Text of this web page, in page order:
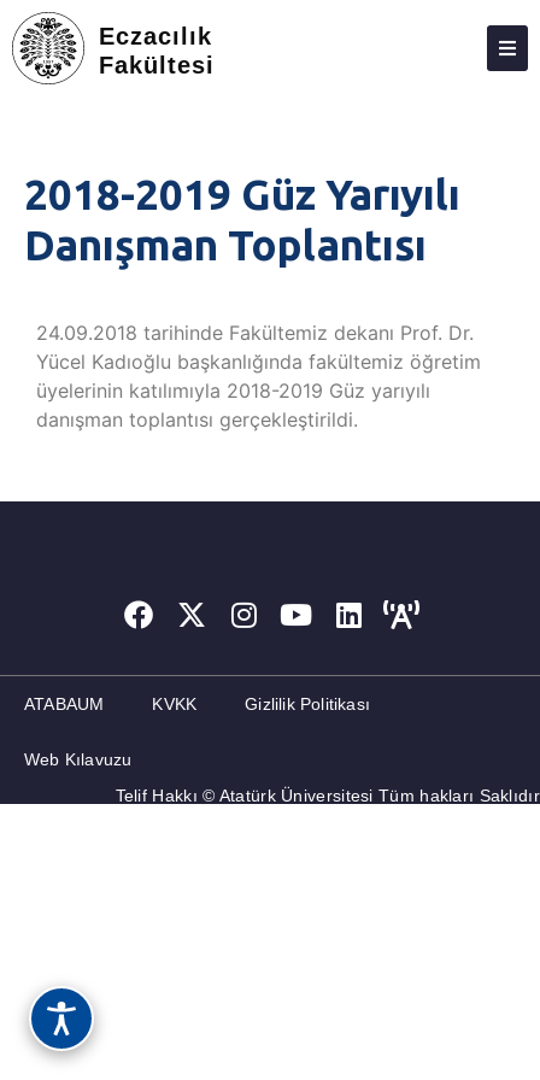
Eczacılık
Fakültesi
EĞITIM
ARAŞTIRMA
ETKINLIKLER
ÖDÜLLER
2018-2019 Güz Yarıyılı
Danışman Toplantısı
24.09.2018 tarihinde Fakültemiz dekanı Prof. Dr.
Yücel Kadıoğlu başkanlığında fakültemiz öğretim
üyelerinin katılımıyla 2018-2019 Güz yarıyılı
danışman toplantısı gerçekleştirildi.
ATABAUM KVKK Gizlilik Politikası
Web Kılavuzu
Telif Hakkı © Atatürk Üniversitesi Tüm hakları Saklıdır